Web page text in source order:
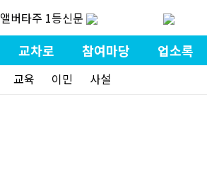
앨버타주 1등신문
교차로 참여마당 업소록
교육 이민 사설